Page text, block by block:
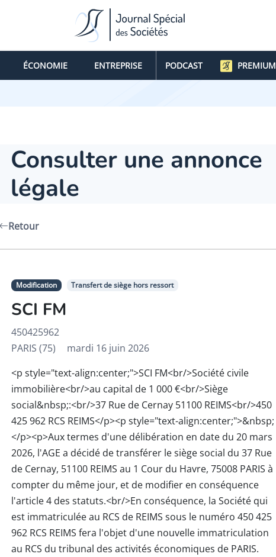
ÉCONOMIE ENTREPRISE PODCAST PREMIUM
Consulter une annonce
légale
Retour
Modification Transfert de siège hors ressort
SCI FM
450425962
PARIS (75)
mardi 16 juin 2026
<p style="text-align:center;">SCI FM<br/>Société civile
immobilière<br/>au capital de 1 000 €<br/>Siège
social&nbsp;:<br/>37 Rue de Cernay 51100 REIMS<br/>450
425 962 RCS REIMS</p><p style="text-align:center;">&nbsp;
</p><p>Aux termes d'une délibération en date du 20 mars
2026, l'AGE a décidé de transférer le siège social du 37 Rue
de Cernay, 51100 REIMS au 1 Cour du Havre, 75008 PARIS à
compter du même jour, et de modifier en conséquence
l'article 4 des statuts.<br/>En conséquence, la Société qui
est immatriculée au RCS de REIMS sous le numéro 450 425
962 RCS REIMS fera l'objet d'une nouvelle immatriculation
au RCS du tribunal des activités économiques de PARIS.